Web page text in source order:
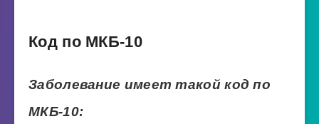
Код по МКБ-10
Заболевание имеет такой код по
МКБ-10: